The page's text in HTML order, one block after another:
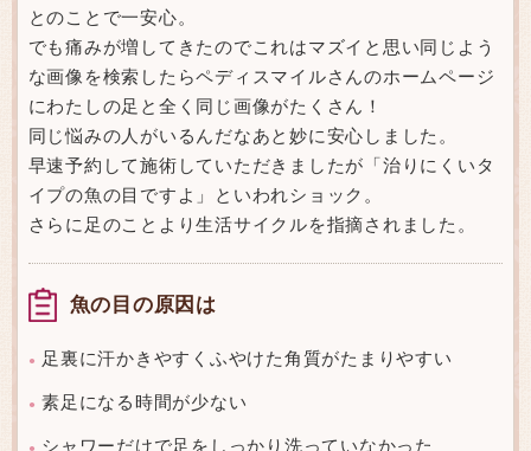
とのことで一安心。
でも痛みが増してきたのでこれはマズイと思い同じよう
な画像を検索したらペディスマイルさんのホームページ
にわたしの足と全く同じ画像がたくさん！
同じ悩みの人がいるんだなあと妙に安心しました。
早速予約して施術していただきましたが「治りにくいタ
イプの魚の目ですよ」といわれショック。
さらに足のことより生活サイクルを指摘されました。
魚の目の原因は
● 足裏に汗かきやすくふやけた角質がたまりやすい
● 素足になる時間が少ない
● シャワーだけで足をしっかり洗っていなかった